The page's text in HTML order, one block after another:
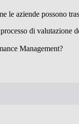
le aziende possono
di valutazione
Management?